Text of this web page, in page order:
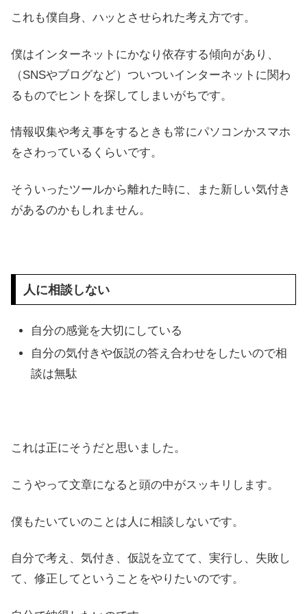
これも僕自身、ハッとさせられた考え方です。
僕はインターネットにかなり依存する傾向があり、
（SNSやブログなど）ついついインターネットに関わ
るものでヒントを探してしまいがちです。
情報収集や考え事をするときも常にパソコンかスマホ
をさわっているくらいです。
そういったツールから離れた時に、また新しい気付き
があるのかもしれません。
人に相談しない
自分の感覚を大切にしている
自分の気付きや仮説の答え合わせをしたいので相
談は無駄
これは正にそうだと思いました。
こうやって文章になると頭の中がスッキリします。
僕もたいていのことは人に相談しないです。
自分で考え、気付き、仮説を立てて、実行し、失敗し
て、修正してということをやりたいのです。